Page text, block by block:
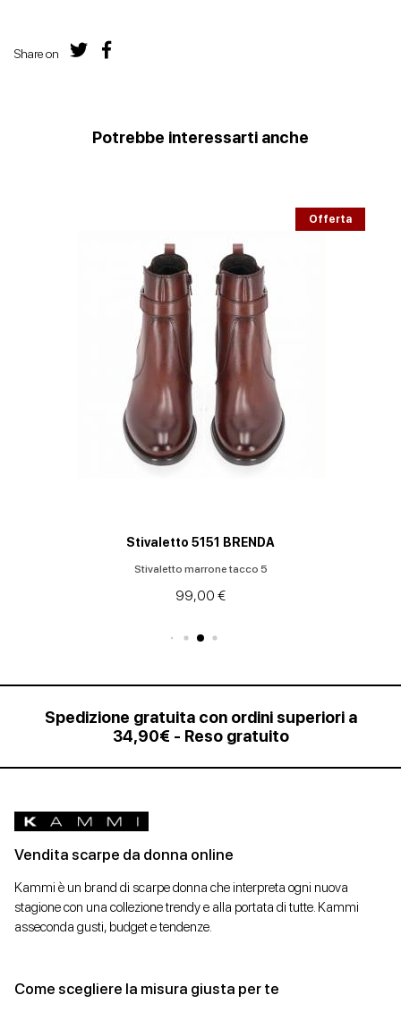
Share on
Potrebbe interessarti anche
Offerta
Stivaletto 5151 BRENDA
Stivaletto marrone tacco 5
99,00 €
Spedizione gratuita con ordini superiori a
34,90€ - Reso gratuito
Vendita scarpe da donna online
Kammi è un brand di scarpe donna che interpreta ogni nuova
stagione con una collezione trendy e alla portata di tutte. Kammi
asseconda gusti, budget e tendenze.
Come scegliere la misura giusta per te